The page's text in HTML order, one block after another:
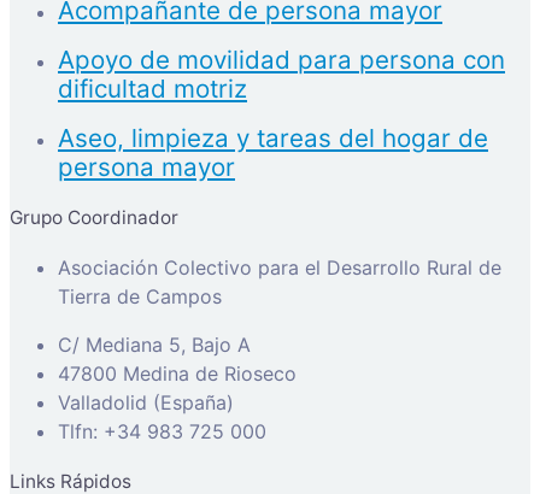
Acompañante de persona mayor
Apoyo de movilidad para persona con
dificultad motriz
Aseo, limpieza y tareas del hogar de
persona mayor
Grupo Coordinador
Asociación Colectivo para el Desarrollo Rural de
Tierra de Campos
C/ Mediana 5, Bajo A
47800 Medina de Rioseco
Valladolid (España)
Tlfn: +34 983 725 000
Links Rápidos